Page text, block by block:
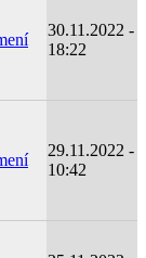
30.11.2022 -
18:22
29.11.2022 -
10:42